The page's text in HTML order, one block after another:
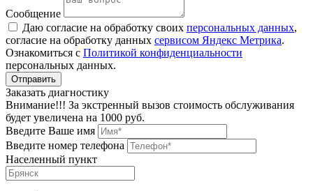
Сообщение
Даю согласие на обработку своих персональных данных,
согласие на обработку данных сервисом Яндекс Метрика.
Ознакомиться с Политикой конфиденциальности
персональных данных.
Заказать диагностику
Внимание!!! За экстренный вызов стоимость обслуживания
будет увеличена на 1000 руб.
Введите Ваше имя
Введите номер телефона
Населенный пункт